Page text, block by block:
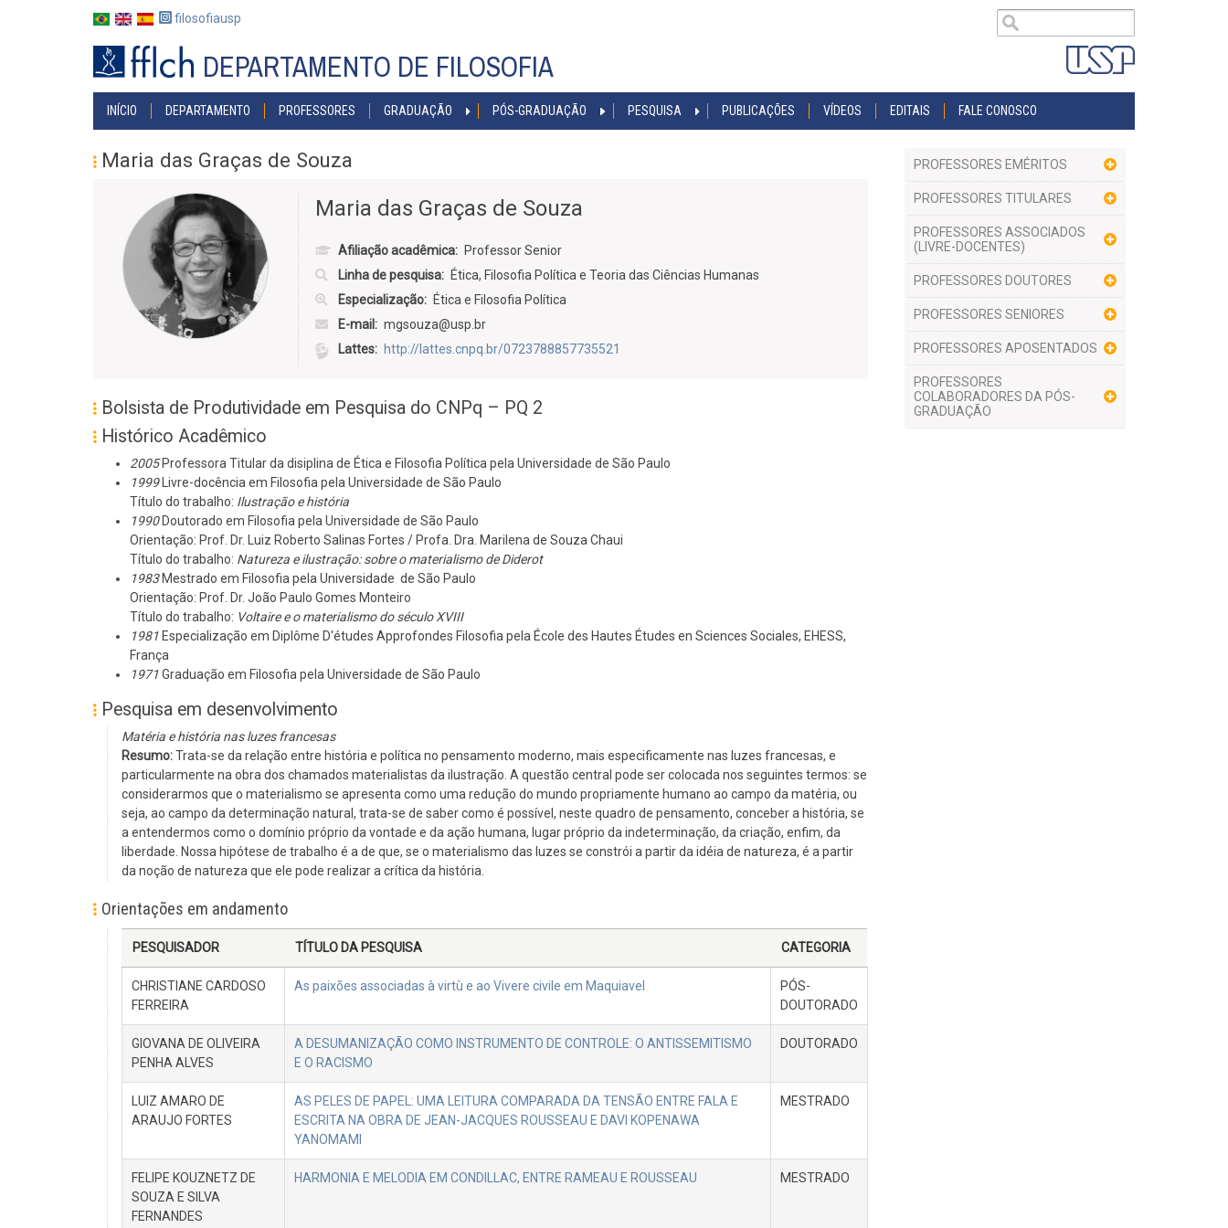
filosofiausp
DEPARTAMENTO DE FILOSOFIA
MAIN
NAVIGATION
INÍCIO DEPARTAMENTO PROFESSORES GRADUAÇÃO PÓS-GRADUAÇÃO PESQUISA PUBLICAÇÕES VÍDEOS EDITAIS FALE CONOSCO
Maria das Graças de Souza
Maria das Graças de Souza
Afiliação acadêmica
Professor Senior
Linha de pesquisa
Ética, Filosofia Política e Teoria das Ciências Humanas
Especialização
Ética e Filosofia Política
E-mail
mgsouza@usp.br
Lattes
http://lattes.cnpq.br/0723788857735521
Bolsista de Produtividade em Pesquisa do CNPq – PQ 2
Histórico Acadêmico
2005Professora Titular da disiplina de Ética e Filosofia Política pela Universidade de São Paulo
1999 Livre-docência em Filosofia pela Universidade de São Paulo
Título do trabalho: Ilustração e história
1990Doutorado em Filosofia pela Universidade de São Paulo
Orientação: Prof. Dr. Luiz Roberto Salinas Fortes / Profa. Dra. Marilena de Souza Chaui
Título do trabalho: Natureza e ilustração: sobre o materialismo de Diderot
1983Mestrado em Filosofia pela Universidade de São Paulo
Orientação: Prof. Dr. João Paulo Gomes Monteiro
Título do trabalho: Voltaire e o materialismo do século XVIII
1981 Especialização em Diplôme D'études Approfondes Filosofia pela École des Hautes Études en Sciences Sociales, EHESS,
França
1971Graduação em Filosofia pela Universidade de São Paulo
Pesquisa em desenvolvimento
Matéria e história nas luzes francesas
Resumo:Trata-se da relação entre história e política no pensamento moderno, mais especificamente nas luzes francesas, e
particularmente na obra dos chamados materialistas da ilustração. A questão central pode ser colocada nos seguintes termos: se
considerarmos que o materialismo se apresenta como uma redução do mundo propriamente humano ao campo da matéria, ou
seja, ao campo da determinação natural, trata-se de saber como é possível, neste quadro de pensamento, conceber a história, se
a entendermos como o domínio próprio da vontade e da ação humana, lugar próprio da indeterminação, da criação, enfim, da
liberdade. Nossa hipótese de trabalho é a de que, se o materialismo das luzes se constrói a partir da idéia de natureza, é a partir
da noção de natureza que ele pode realizar a crítica da história.
Orientações em andamento
PESQUISADOR TÍTULO DA PESQUISA CATEGORIA
CHRISTIANE CARDOSO
FERREIRA
As paixões associadas à virtù e ao Vivere civile em Maquiavel
PÓS-
DOUTORADO
GIOVANA DE OLIVEIRA
PENHA ALVES
A DESUMANIZAÇÃO COMO INSTRUMENTO DE CONTROLE: O ANTISSEMITISMO
E O RACISMO
DOUTORADO
LUIZ AMARO DE
ARAUJO FORTES
AS PELES DE PAPEL: UMA LEITURA COMPARADA DA TENSÃO ENTRE FALA E
ESCRITA NA OBRA DE JEAN-JACQUES ROUSSEAU E DAVI KOPENAWA
YANOMAMI
MESTRADO
FELIPE KOUZNETZ DE
SOUZA E SILVA
FERNANDES
HARMONIA E MELODIA EM CONDILLAC, ENTRE RAMEAU E ROUSSEAU MESTRADO
PROFESSORES EMÉRITOS
PROFESSORES TITULARES
PROFESSORES ASSOCIADOS
(LIVRE-DOCENTES)
PROFESSORES DOUTORES
PROFESSORES SENIORES
PROFESSORES APOSENTADOS
PROFESSORES
COLABORADORES DA PÓS-
GRADUAÇÃO